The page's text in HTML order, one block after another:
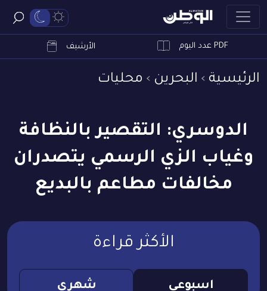
PDF عدد اليوم الأرشيف
الرئيسية البحرين محليات
الدوسري: التقصير بالنظافة
وغياب الزي الرسمي يتصدران
مخالفات مطاعم بالبديع
الأكثر قراءة
اسبوعي شهري